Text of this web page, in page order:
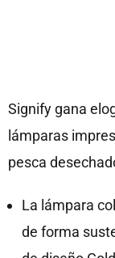
Signify gana
lámparas
pesca
La lámpara
de forma